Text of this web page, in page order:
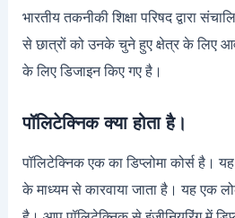
भारतीय तकनीकी शिक्षा परिषद द्वारा
से छात्रों को उनके चुने हुए क्षेत्र के लिए
के लिए डिजाइन किए गए है।
पॉलिटेक्निक क्या होता है।
पॉलिटेक्निक एक का डिप्लोमा कोर्स है।
के माध्यम से कारवाया जाता है। यह एक